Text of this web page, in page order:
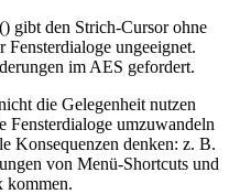
gibt den Strich-Cursor ohne
ungeeignet.
im AES gefordert.
die Gelegenheit nutzen
Fensterdialoge umzuwandeln
Konsequenzen denken: z. B.
von Menü-Shortcuts und
kommen.